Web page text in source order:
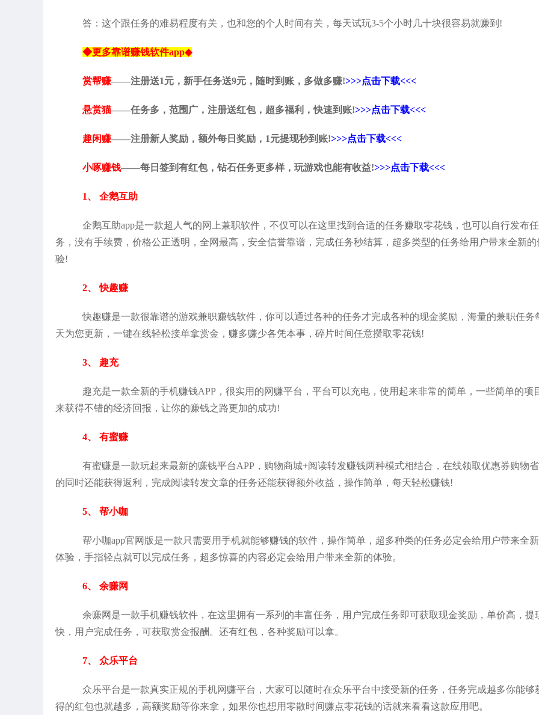
答：这个跟任务的难易程度有关，也和您的个人时间有关，每天试玩3-5个小时几十块很容易就赚到!
◆更多靠谱赚钱软件app◆
赏帮赚——注册送1元，新手任务送9元，随时到账，多做多赚!>>>点击下载<<<
悬赏猫——任务多，范围广，注册送红包，超多福利，快速到账!>>>点击下载<<<
趣闲赚——注册新人奖励，额外每日奖励，1元提现秒到账!>>>点击下载<<<
小啄赚钱——每日签到有红包，钻石任务更多样，玩游戏也能有收益!>>>点击下载<<<
1、 企鹅互助
企鹅互助app是一款超人气的网上兼职软件，不仅可以在这里找到合适的任务赚取零花钱，也可以自行发布任
务，没有手续费，价格公正透明，全网最高，安全信誉靠谱，完成任务秒结算，超多类型的任务给用户带来全新的
验!
2、 快趣赚
快趣赚是一款很靠谱的游戏兼职赚钱软件，你可以通过各种的任务才完成各种的现金奖励，海量的兼职任务
天为您更新，一键在线轻松接单拿赏金，赚多赚少各凭本事，碎片时间任意攒取零花钱!
3、 趣充
趣充是一款全新的手机赚钱APP，很实用的网赚平台，平台可以充电，使用起来非常的简单，一些简单的项
来获得不错的经济回报，让你的赚钱之路更加的成功!
4、 有蜜赚
有蜜赚是一款玩起来最新的赚钱平台APP，购物商城+阅读转发赚钱两种模式相结合，在线领取优惠券购物
的同时还能获得返利，完成阅读转发文章的任务还能获得额外收益，操作简单，每天轻松赚钱!
5、 帮小咖
帮小咖app官网版是一款只需要用手机就能够赚钱的软件，操作简单，超多种类的任务必定会给用户带来全
体验，手指轻点就可以完成任务，超多惊喜的内容必定会给用户带来全新的体验。
6、 余赚网
余赚网是一款手机赚钱软件，在这里拥有一系列的丰富任务，用户完成任务即可获取现金奖励，单价高，提
快，用户完成任务，可获取赏金报酬。还有红包，各种奖励可以拿。
7、 众乐平台
众乐平台是一款真实正规的手机网赚平台，大家可以随时在众乐平台中接受新的任务，任务完成越多你能够
得的红包也就越多，高额奖励等你来拿，如果你也想用零散时间赚点零花钱的话就来看看这款应用吧。